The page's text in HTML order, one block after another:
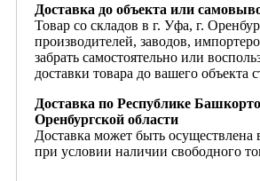
Доставка до объекта или
Товар со складов в г. Уфа, г.
производителей, заводов,
забрать самостоятельно или
доставки товара до вашего объекта
Доставка по Республике
Оренбургской области
Доставка может быть осуществлена
при условии наличии свободного